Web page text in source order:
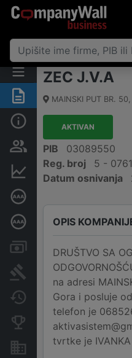
Sažetak
Osobe i vlasništvo
Finansijski podaci
Dubinska bonitetna
Računi i blokade
Arhiva sudskih objava
Promjene
Konkurentne kompanije
Nekretnine i imovina
ZEC J.V.A
MAINSKI PUT BR. 50,
AKTIVAN
PIB
03089550
Reg. broj
5 -
Datum osnivanja
OPIS
DRUŠTVO SA
na adresi
Gora i posluje
telefon je
tvrtke je IVANKA